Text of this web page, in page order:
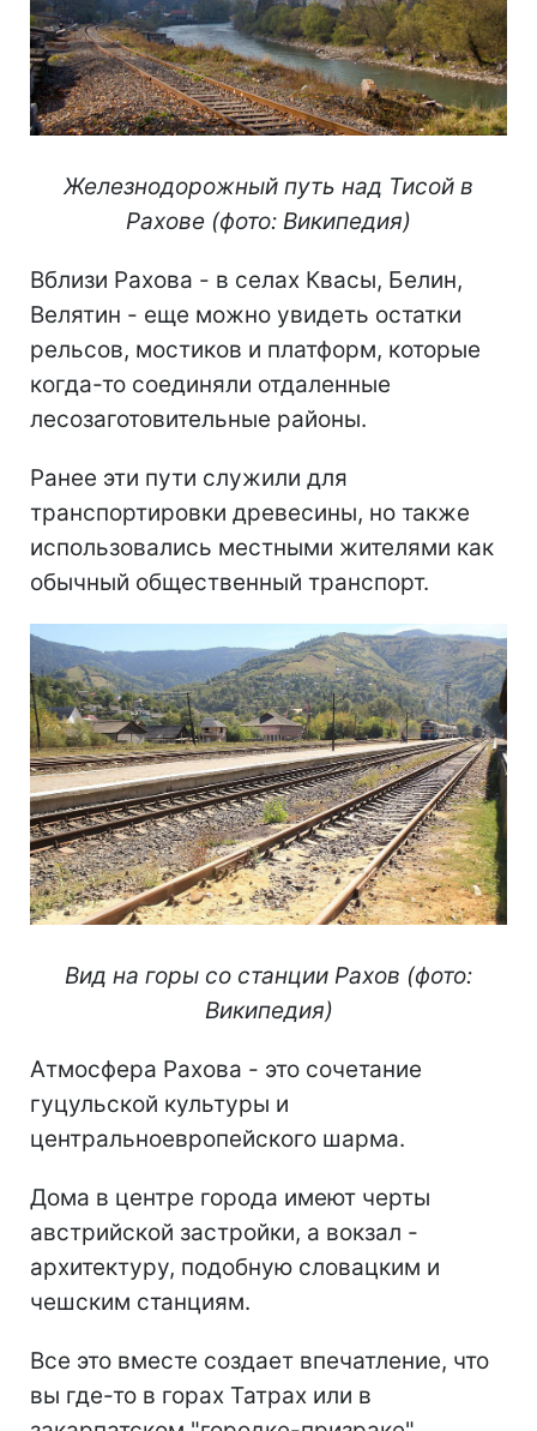
Железнодорожный путь над Тисой в
Рахове (фото: Википедия)
Вблизи Рахова - в селах Квасы, Белин,
Велятин - еще можно увидеть остатки
рельсов, мостиков и платформ, которые
когда-то соединяли отдаленные
лесозаготовительные районы.
Ранее эти пути служили для
транспортировки древесины, но также
использовались местными жителями как
обычный общественный транспорт.
Вид на горы со станции Рахов (фото:
Википедия)
Атмосфера Рахова - это сочетание
гуцульской культуры и
центральноевропейского шарма.
Дома в центре города имеют черты
австрийской застройки, а вокзал -
архитектуру, подобную словацким и
чешским станциям.
Все это вместе создает впечатление, что
вы где-то в горах Татрах или в